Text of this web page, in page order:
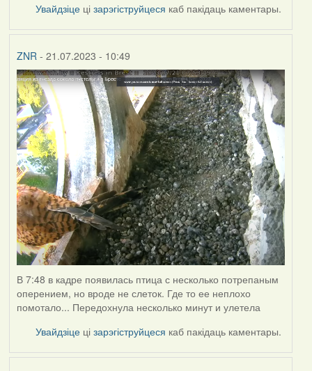
Увайдзіце цізарэгіструйцеся каб пакідаць каментары.
ZNR - 21.07.2023 - 10:49
В 7:48 в кадре появилась птица с несколько потрепаным
оперением, но вроде не слеток. Где то ее неплохо
помотало... Передохнула несколько минут и улетела
Увайдзіце цізарэгіструйцеся каб пакідаць каментары.